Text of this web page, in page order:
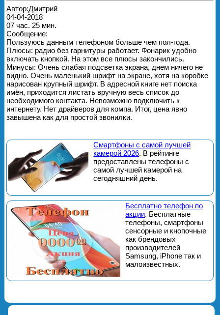
Автор:Дмитрий
04-04-2018
07 час. 25 мин.
Сообщение:
Пользуюсь данным телефоном больше чем пол-года.
Плюсы: радио без гарнитуры работает. Фонарик удобно
включать кнопкой. На этом все плюсы закончились.
Минусы: Очень слабая подсветка экрана, днем ничего не
видно. Очень маленький шрифт на экране, хотя на коробке
нарисован крупный шрифт. В адресной книге нет поиска
имён, приходится листать вручную весь список до
необходимого контакта. Невозможно подключить к
интернету. Нет драйверов для компа. Итог, цена явно
завышена как для простой звонилки.
Смартфоны с самой лучшей
камерой 2026. В рейтинге
предоставлены телефоны с
самой лучшей камерой на
сегодняшний день.
Бесплатно телефон по
акции. Бесплатные
телефоны, смартфоны
сенсорные и кнопочные
как брендовых
производителей
Samsung, iPhone так и
малоизвестных.